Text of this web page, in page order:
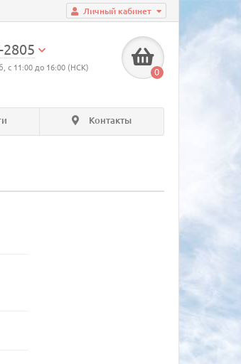
Личный кабинет
2805
с 11:00 до 16:00 (НСК) 0
Контакты